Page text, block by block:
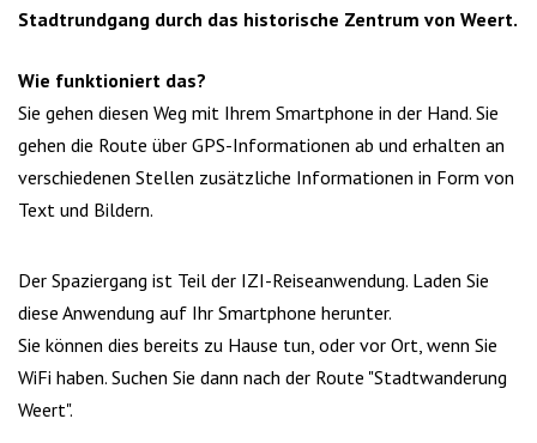
Stadtrundgang durch das historische Zentrum von Weert.
Wie funktioniert das?
Sie gehen diesen Weg mit Ihrem Smartphone in der Hand. Sie
gehen die Route über GPS-Informationen ab und erhalten an
verschiedenen Stellen zusätzliche Informationen in Form von
Text und Bildern.
Der Spaziergang ist Teil der IZI-Reiseanwendung. Laden Sie
diese Anwendung auf Ihr Smartphone herunter.
Sie können dies bereits zu Hause tun, oder vor Ort, wenn Sie
WiFi haben. Suchen Sie dann nach der Route "Stadtwanderung
Weert".